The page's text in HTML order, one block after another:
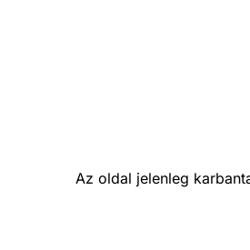
Az oldal jelenleg